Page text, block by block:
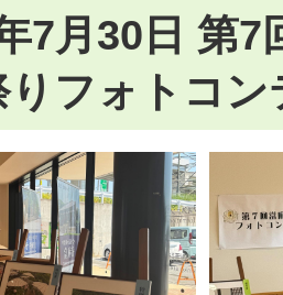
7月30日 第7
りフォトコン